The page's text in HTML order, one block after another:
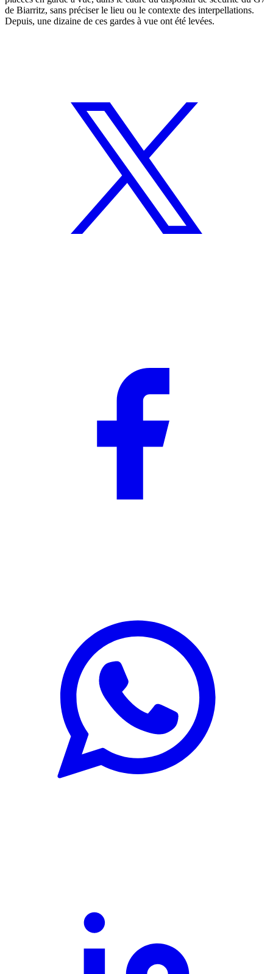
de Biarritz, sans préciser le lieu ou le contexte des interpellations.
Depuis, une dizaine de ces gardes à vue ont été levées.